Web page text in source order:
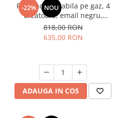
-22% NOU
Plita incorporabila pe gaz, 4
arzatoare, email negru,
gratare din fonta, aprindere
electrica, Samus
818,00 RON
635,00 RON
ADAUGA IN COS